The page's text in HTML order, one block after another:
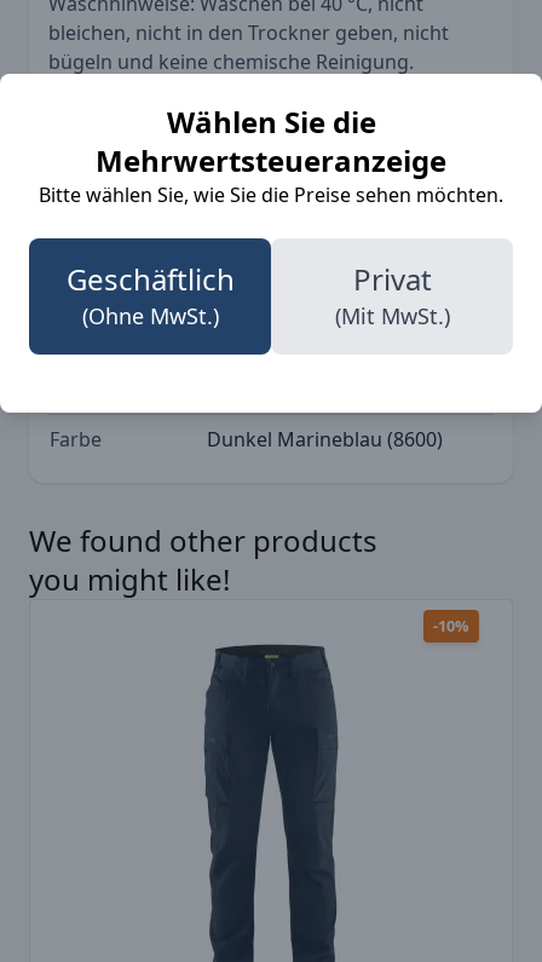
Wählen Sie die
Mehrwertsteueranzeige
Bitte wählen Sie, wie Sie die Preise sehen möchten.
Geschäftlich
(Ohne MwSt.)
Privat
(Mit MwSt.)
bleichen, nicht in den Trockner geben, nicht
bügeln und keine chemische Reinigung.
More Information
BLK-52202513
Farbe
Dunkel Marineblau (8600)
Drücken, um das Karussell zu überspringen
We found other products
you might like!
-10%